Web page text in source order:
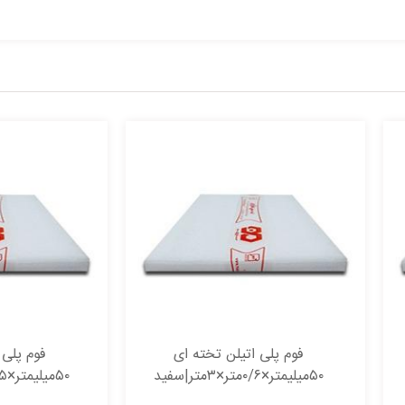
فوم پلی اتیلن تخته ای
فوم پلی اتیلن تخته ای